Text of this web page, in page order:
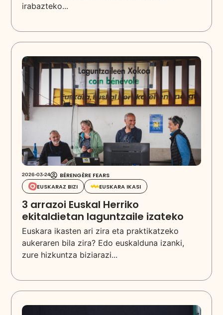
irabazteko...
2026-03-24
BÉRENGÈRE FEARS
EUSKARAZ BIZI
EUSKARA IKASI
3 arrazoi Euskal Herriko
ekitaldietan laguntzaile izateko
Euskara ikasten ari zira eta praktikatzeko
aukeraren bila zira? Edo euskalduna izanki,
zure hizkuntza biziarazi...